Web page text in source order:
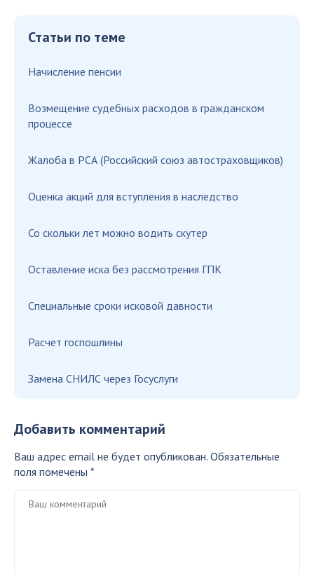
Статьи по теме
Начисление пенсии
Возмещение судебных расходов в гражданском
процессе
Жалоба в РСА (Российский союз автостраховщиков)
Оценка акций для вступления в наследство
Со скольки лет можно водить скутер
Оставление иска без рассмотрения ГПК
Специальные сроки исковой давности
Расчет госпошлины
Замена СНИЛС через Госуслуги
Добавить комментарий
Ваш адрес email не будет опубликован. Обязательные
поля помечены *